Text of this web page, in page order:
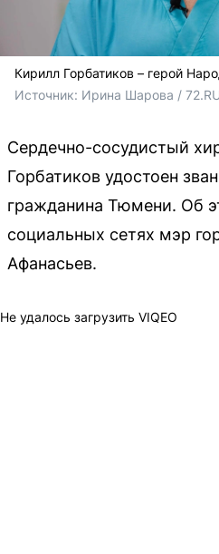
Кирилл Горбатиков – герой
Источник: Ирина Шарова / 72.RU
Сердечно-сосудистый
Горбатиков удостоен
гражданина Тюмени. Об
социальных сетях мэр
Афанасьев.
Не удалось загрузить VIQEO